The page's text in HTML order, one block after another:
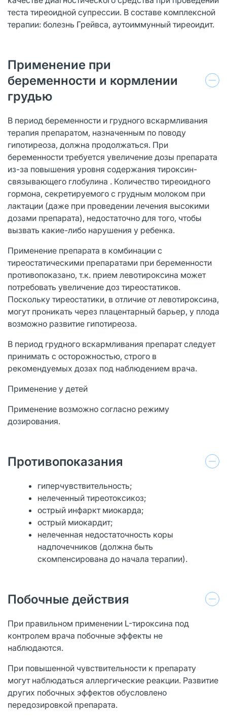
теста тиреоидной супрессии. В составе комплексной
терапии: болезнь Грейвса, аутоиммунный тиреоидит.
Применение при
беременности и кормлении
грудью
В период беременности и грудного вскармливания
терапия препаратом, назначенным по поводу
гипотиреоза, должна продолжаться. При
беременности требуется увеличение дозы препарата
из-за повышения уровня содержания тироксин-
связывающего глобулина . Количество тиреоидного
гормона, секретируемого с грудным молоком при
лактации (даже при проведении лечения высокими
дозами препарата), недостаточно для того, чтобы
вызвать какие-либо нарушения у ребенка.
Применение препарата в комбинации с
тиреостатическими препаратами при беременности
противопоказано, т.к. прием левотироксина может
потребовать увеличение доз тиреостатиков.
Поскольку тиреостатики, в отличие от левотироксина,
могут проникать через плацентарный барьер, у плода
возможно развитие гипотиреоза.
В период грудного вскармливания препарат следует
принимать с осторожностью, строго в
рекомендуемых дозах под наблюдением врача.
Применение у детей
Применение возможно согласно режиму
дозирования.
Противопоказания
гиперчувствительность;
нелеченный тиреотоксикоз;
острый инфаркт миокарда;
острый миокардит;
нелеченная недостаточность коры
надпочечников (должна быть
скомпенсирована до начала терапии).
Побочные действия
При правильном применении L-тироксина под
контролем врача побочные эффекты не
наблюдаются.
При повышенной чувствительности к препарату
могут наблюдаться аллергические реакции. Развитие
других побочных эффектов обусловлено
передозировкой препарата.